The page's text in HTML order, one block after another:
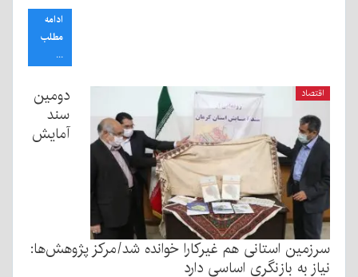
ادامه
مطلب
...
اقتصاد
دومین
سند
آمایش
سرزمین استانی هم غیرکارا خوانده شد/مرکز پژوهش‌ها:
نیاز به بازنگری اساسی دارد